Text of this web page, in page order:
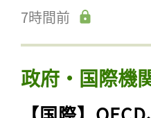
7時間前
政府・国際機